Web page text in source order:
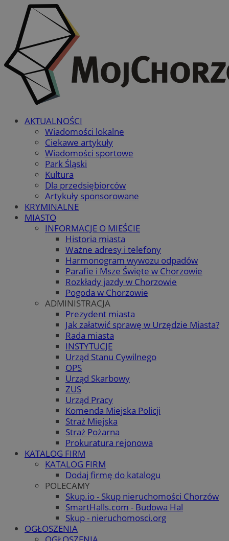
AKTUALNOŚCI
Wiadomości lokalne
Ciekawe artykuły
Wiadomości sportowe
Park Śląski
Kultura
Dla przedsiębiorców
Artykuły sponsorowane
KRYMINALNE
MIASTO
INFORMACJE O MIEŚCIE
Historia miasta
Ważne adresy i telefony
Harmonogram wywozu odpadów
Parafie i Msze Święte w Chorzowie
Rozkłady jazdy w Chorzowie
Pogoda w Chorzowie
ADMINISTRACJA
Prezydent miasta
Jak załatwić sprawę w Urzędzie Miasta?
Rada miasta
INSTYTUCJE
Urząd Stanu Cywilnego
OPS
Urząd Skarbowy
ZUS
Urząd Pracy
Komenda Miejska Policji
Straż Miejska
Straż Pożarna
Prokuratura rejonowa
KATALOG FIRM
KATALOG FIRM
Dodaj firmę do katalogu
POLECAMY
Skup.io - Skup nieruchomości Chorzów
SmartHalls.com - Budowa Hal
Skup - nieruchomosci.org
OGŁOSZENIA